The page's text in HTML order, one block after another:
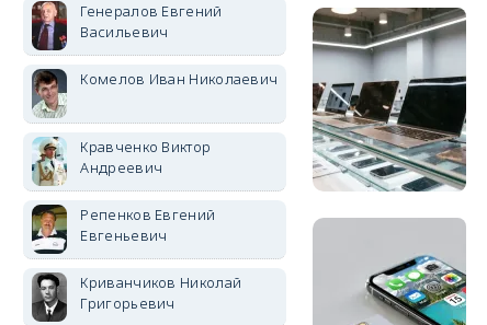
Генералов Евгений
Васильевич
Комелов Иван Николаевич
Кравченко Виктор
Андреевич
Репенков Евгений
Евгеньевич
Криванчиков Николай
Григорьевич